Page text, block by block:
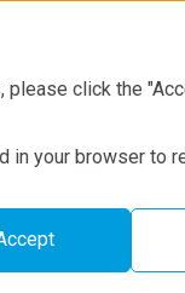
click the
in your browser to
服务与支持